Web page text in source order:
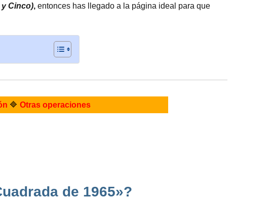
y Cinco), entonces has llegado a la página ideal para que
🔷 Otras operaciones
de 1965»?